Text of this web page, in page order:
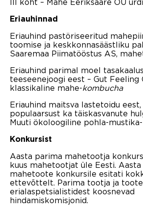
III koht – Mahe Eeriksaare OÜ
Eriauhinnad
Eriauhind pastöriseeritud
toomise ja keskkonnasäästliku
Saaremaa Piimatööstus AS,
Eriauhind parimal moel
teeseenejoogi eest – Gut Feeling
klassikaline mahe-kombucha
Eriauhind maitsva lastetoidu
populaarsust ka täiskasvanute
Muuti ökoloogiline pohla-
Konkursist
Aasta parima mahetootja
kuus mahetootjat üle Eesti.
mahetoote konkursile esitati
ettevõttelt. Parima tootja ja toote
erialaspetsialistidest koosnevad
hindamiskomisjonid.